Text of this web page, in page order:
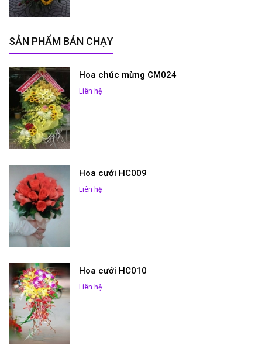
SẢN PHẨM BÁN CHẠY
Hoa chúc mừng CM024
Liên hệ
Hoa cưới HC009
Liên hệ
Hoa cưới HC010
Liên hệ